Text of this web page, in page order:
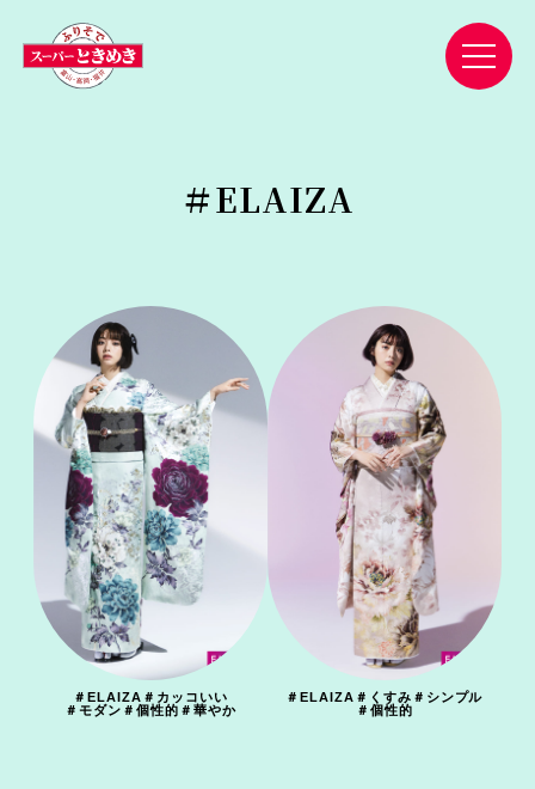
＃ELAIZA
＃ ELAIZA ＃ カッコいい
＃モダン ＃個性的 ＃ 華やか
＃ ELAIZA ＃ くすみ ＃ シンプル
＃ 個性的